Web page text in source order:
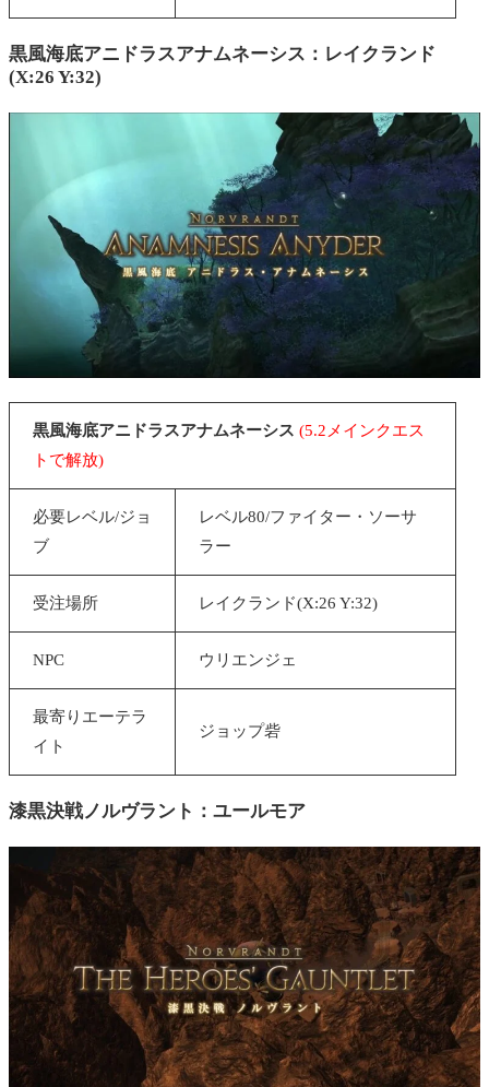
黒風海底アニドラスアナムネーシス： レイクランド
(X:26 Y:32)
黒風海底アニドラスアナムネーシス (5.2メインクエス
トで解放)
必要レベル/ジョ
ブ
レベル80/ファイター・ソーサ
ラー
受注場所 レイクランド(X:26 Y:32)
NPC ウリエンジェ
最寄りエーテラ
イト
ジョップ砦
漆黒決戦ノルヴラント： ユールモア